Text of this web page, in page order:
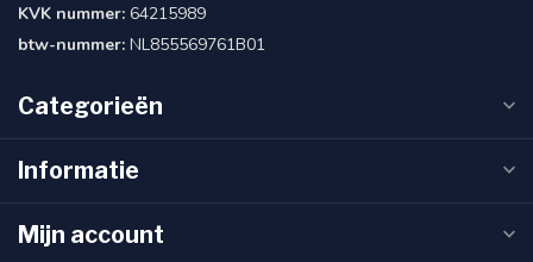
KVK nummer: 64215989
btw-nummer: NL855569761B01
Categorieën
Informatie
Mijn account